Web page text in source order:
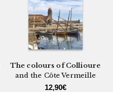
The colours of Collioure
and the Côte Vermeille
12,90€